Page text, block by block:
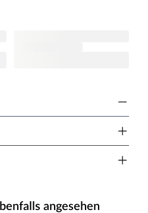
z.B. für
angesehen